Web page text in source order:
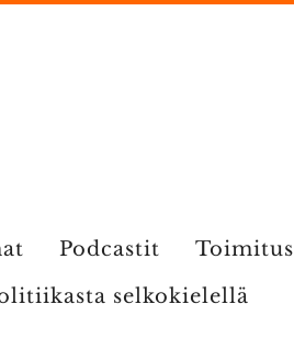
Podcastit Toimitus
selkokielellä